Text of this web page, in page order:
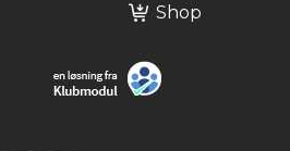
Shop